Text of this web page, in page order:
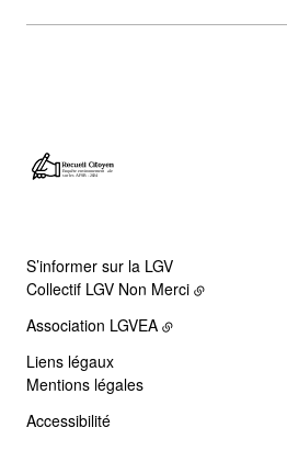
S’informer sur la LGV
Collectif LGV Non Merci
Association LGVEA
Liens légaux
Mentions légales
Accessibilité